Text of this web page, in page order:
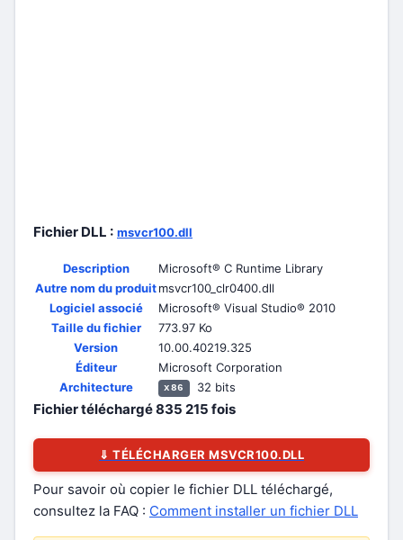
Fichier DLL : msvcr100.dll
Description
Microsoft® C Runtime Library
Autre nom du produitmsvcr100_clr0400.dll
Logiciel associé
Microsoft® Visual Studio® 2010
Taille du fichier
773.97 Ko
Version
10.00.40219.325
Éditeur
Microsoft Corporation
Architecture
x86 32 bits
Fichier téléchargé835 215 fois
⇓ TÉLÉCHARGER MSVCR100.DLL
Pour savoir où copier le fichier DLL téléchargé,
consultez la FAQ : Comment installer un fichier DLL